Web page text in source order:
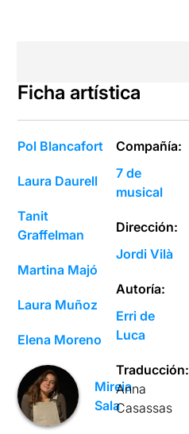
Ficha artística
Pol Blancafort
Laura Daurell
Tanit
Graffelman
Martina Majó
Laura Muñoz
Elena Moreno
Mireia
Sala
Compañía:
7 de
musical
Dirección:
Jordi Vilà
Autoría:
Erri de
Luca
Traducción:
Anna
Casassas